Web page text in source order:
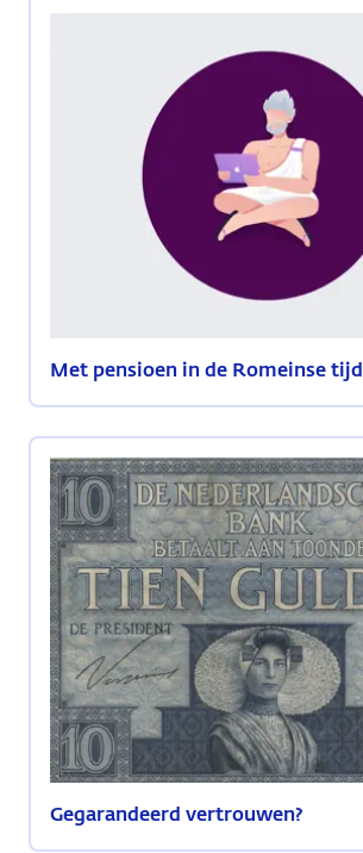
Met pensioen in de Romeinse tijd
Gegarandeerd vertrouwen?